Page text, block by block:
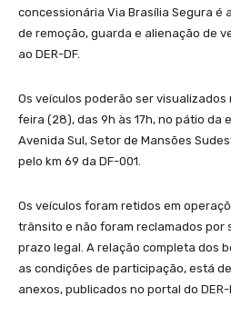
concessionária Via Brasília Segura é
de remoção, guarda e alienação de
ao DER-DF.
Os veículos poderão ser
feira (28), das 9h às 17h, no pátio da
Avenida Sul, Setor de Mansões
pelo km 69 da DF-001.
Os veículos foram retidos em
trânsito e não foram reclamados por
prazo legal. A relação completa dos
as condições de participação, está
anexos, publicados no portal do DER-